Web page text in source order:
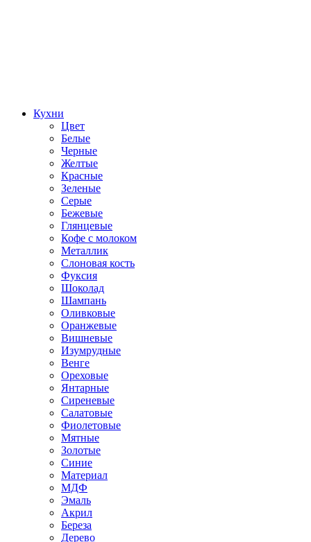
Кухни
Цвет
Белые
Черные
Желтые
Красные
Зеленые
Серые
Бежевые
Глянцевые
Кофе с молоком
Металлик
Слоновая кость
Фуксия
Шоколад
Шампань
Оливковые
Оранжевые
Вишневые
Изумрудные
Венге
Ореховые
Янтарные
Сиреневые
Салатовые
Фиолетовые
Мятные
Золотые
Синие
Материал
МДФ
Эмаль
Акрил
Береза
Дерево